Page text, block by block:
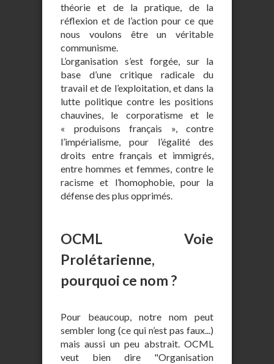
théorie et de la pratique, de la
réflexion et de l’action pour ce que
nous voulons être un véritable
communisme.
L’organisation s’est forgée, sur la
base d’une critique radicale du
travail et de l’exploitation, et dans la
lutte politique contre les positions
chauvines, le corporatisme et le
« produisons français », contre
l’impérialisme, pour l’égalité des
droits entre français et immigrés,
entre hommes et femmes, contre le
racisme et l’homophobie, pour la
défense des plus opprimés.
OCML Voie
Prolétarienne,
pourquoi ce nom ?
Pour beaucoup, notre nom peut
sembler long (ce qui n’est pas faux...)
mais aussi un peu abstrait. OCML
veut bien dire "Organisation